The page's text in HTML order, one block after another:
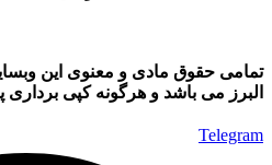
تمامی حقوق مادی و معنوی این
البرز می باشد و هرگونه کپی برداری
Telegram